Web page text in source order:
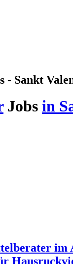
- Sankt
Jobs in
im